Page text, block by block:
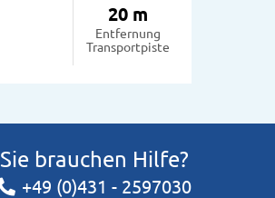
20 m
Entfernung
Transportpiste
Sie brauchen Hilfe?
+49 (0)431 - 2597030